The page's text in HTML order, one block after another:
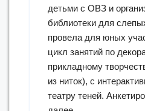
детьми с ОВЗ и
библиотеки для
провела для юных
цикл занятий по
прикладному
из ниток), с
театру теней.